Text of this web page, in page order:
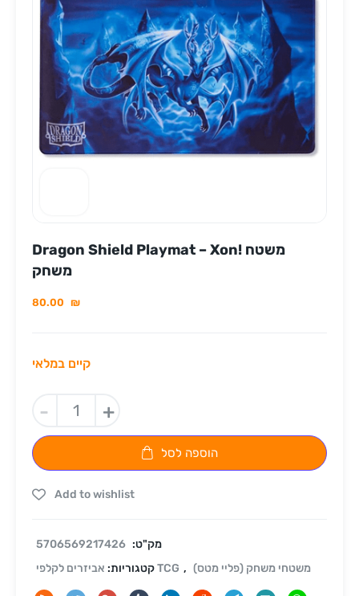
Dragon Shield Playmat – Xon! משטח
משחק
80.00 ₪
קיים במלאי
- +
הוספה לסל
Add to wishlist
מק"ט: 5706569217426
קטגוריות:אביזרים לקלפי TCG , משטחי משחק (פליי מטס)